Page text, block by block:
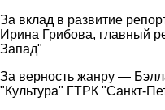
За вклад в развитие
Ирина Грибова, главный
Запад"
За верность жанру —
"Культура" ГТРК "Санкт-